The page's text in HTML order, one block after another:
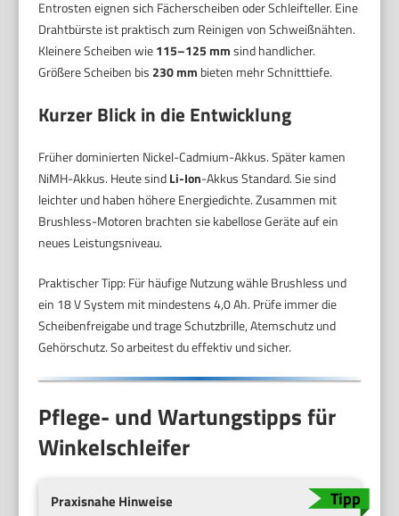
Entrosten eignen sich Fächerscheiben oder Schleifteller. Eine
Drahtbürste ist praktisch zum Reinigen von Schweißnähten.
Kleinere Scheiben wie115–125 mmsind handlicher.
Größere Scheiben bis 230 mm bieten mehr Schnitttiefe.
Kurzer Blick in die Entwicklung
Früher dominierten Nickel-Cadmium-Akkus. Später kamen
NiMH-Akkus. Heute sindLi-Ion-Akkus Standard. Sie sind
leichter und haben höhere Energiedichte. Zusammen mit
Brushless-Motoren brachten sie kabellose Geräte auf ein
neues Leistungsniveau.
Praktischer Tipp: Für häufige Nutzung wähle Brushless und
ein 18 V System mit mindestens 4,0 Ah. Prüfe immer die
Scheibenfreigabe und trage Schutzbrille, Atemschutz und
Gehörschutz. So arbeitest du effektiv und sicher.
Pflege- und Wartungstipps für
Winkelschleifer
Praxisnahe Hinweise